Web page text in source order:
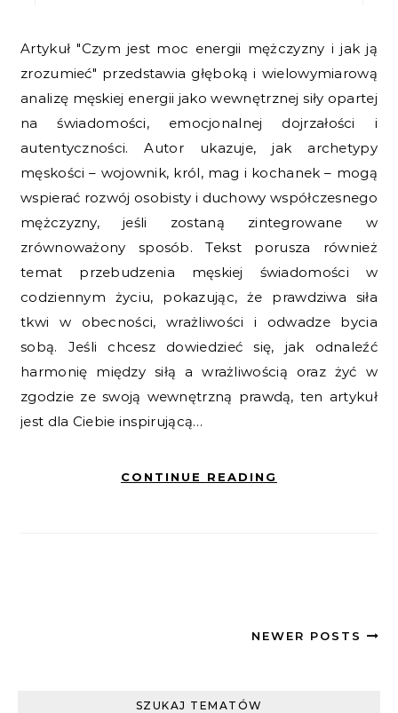
Artykuł "Czym jest moc energii mężczyzny i jak ją
zrozumieć" przedstawia głęboką i wielowymiarową
analizę męskiej energii jako wewnętrznej siły opartej
na świadomości, emocjonalnej dojrzałości i
autentyczności. Autor ukazuje, jak archetypy
męskości – wojownik, król, mag i kochanek – mogą
wspierać rozwój osobisty i duchowy współczesnego
mężczyzny, jeśli zostaną zintegrowane w
zrównoważony sposób. Tekst porusza również
temat przebudzenia męskiej świadomości w
codziennym życiu, pokazując, że prawdziwa siła
tkwi w obecności, wrażliwości i odwadze bycia
sobą. Jeśli chcesz dowiedzieć się, jak odnaleźć
harmonię między siłą a wrażliwością oraz żyć w
zgodzie ze swoją wewnętrzną prawdą, ten artykuł
jest dla Ciebie inspirującą…
CONTINUE READING
NEWER POSTS
SZUKAJ TEMATÓW